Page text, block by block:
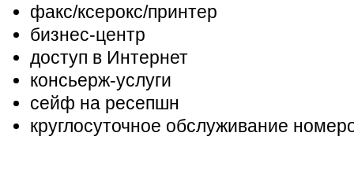
факс/ксерокс/принтер
бизнес-центр
доступ в Интернет
консьерж-услуги
сейф на ресепшн
круглосуточное обслуживание